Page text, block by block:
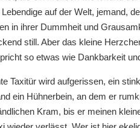
auf der Welt, jemand,
in ihrer Dummheit und
still. Aber das kleine
so etwas wie Dankbarkeit
Taxitür wird aufgerissen, ein
ein Hühnerbein, an dem er
Kram, bis er meinen